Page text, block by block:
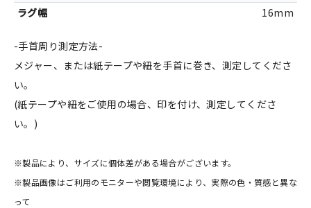
16mm
-手首周り測定方法-
メジャー、または紙テープや紐を手首に巻き、測定してくださ
い。
(紙テープや紐をご使用の場合、印を付け、測定してくださ
い。)
※製品により、サイズに個体差がある場合がございます。
※製品画像はご利用のモニターや閲覧環境により、実際の色・質感と異な
って